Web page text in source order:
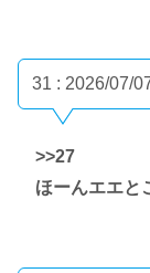
31 : 2026/07/
>>27
ほーんエエと